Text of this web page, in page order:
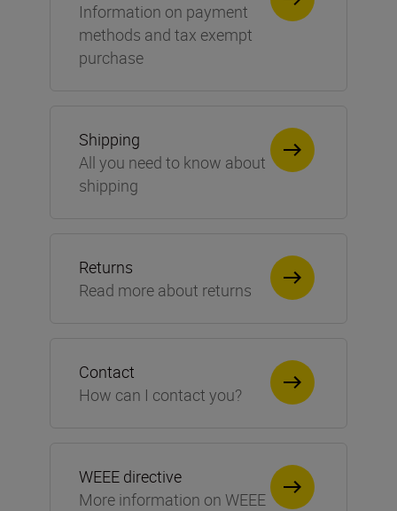
Information on payment
methods and tax exempt
purchase
Shipping
All you need to know about
shipping
Returns
Read more about returns
Contact
How can I contact you?
WEEE directive
More information on WEEE